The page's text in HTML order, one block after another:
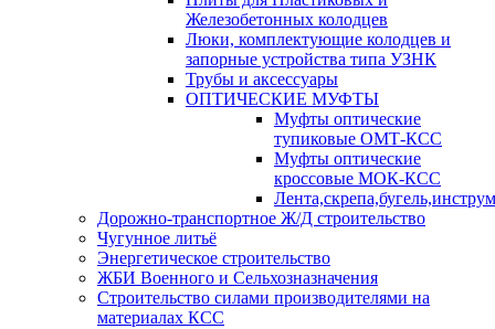
Железобетонных колодцев
Люки, комплектующие колодцев и
запорные устройства типа УЗНК
Трубы и аксессуары
ОПТИЧЕСКИЕ МУФТЫ
Муфты оптические
тупиковые ОМТ-КСС
Муфты оптические
кроссовые МОК-КСС
Дорожно-транспортное Ж/Д строительство
Чугунное литьё
Энергетическое строительство
ЖБИ Военного и Сельхозназначения
Строительство силами производителями на
материалах КСС